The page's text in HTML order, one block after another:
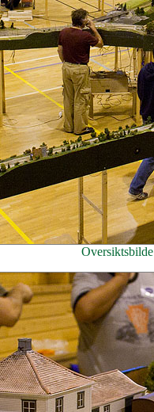
Oversiktsbilde